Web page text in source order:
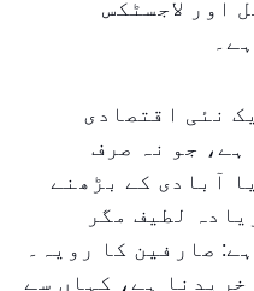
اور لاجسٹکس
نئی اقتصادی
ہے، جو نہ صرف
آبادی کے بڑھنے
لطیف مگر
صارفین کا رویہ۔
ہے، کہاں سے